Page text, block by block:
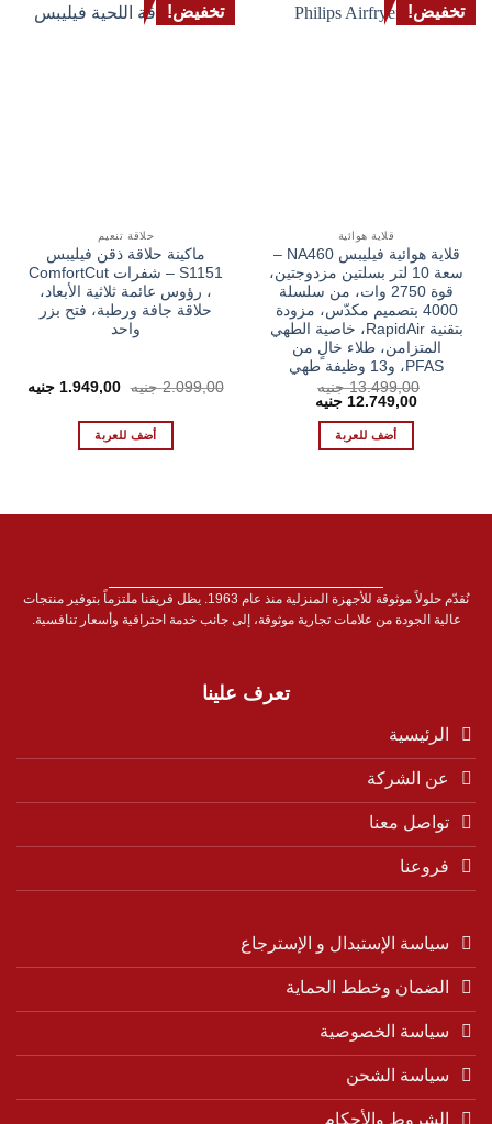
تخفيض!
قلاية هوائية
قلاية هوائية فيليبس NA460 –
سعة 10 لتر بسلتين مزدوجتين،
قوة 2750 وات، من سلسلة
4000 بتصميم مكدّس، مزودة
بتقنية RapidAir، خاصية الطهي
المتزامن، طلاء خالٍ من
PFAS، و13 وظيفة طهي
13.499,00 جنيه
السعر
الأصلي
هو:
13.499,00 EGP.
12.749,00 جنيه
أضف للعربة
تخفيض!
حلاقة تنعيم
ماكينة حلاقة ذقن فيليبس
S1151 – شفرات ComfortCut
، رؤوس عائمة ثلاثية الأبعاد،
حلاقة جافة ورطبة، فتح بزر
واحد
2.099,00 جنيه السعر
الأصلي
2.099,00 EGP.
1.949,00 جنيه
أضف للعربة
نُقدّم حلولاً موثوقة للأجهزة المنزلية منذ عام 1963. يظل فريقنا ملتزماً بتوفير منتجات
عالية الجودة من علامات تجارية موثوقة، إلى جانب خدمة احترافية وأسعار تنافسية.
تعرف علينا
الرئيسية
عن الشركة
تواصل معنا
فروعنا
سياسة الإستبدال و الإسترجاع
الضمان وخطط الحماية
سياسة الخصوصية
سياسة الشحن
الشروط والأحكام